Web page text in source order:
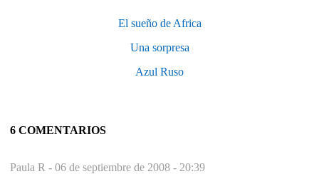
El sueño de Africa
Una sorpresa
Azul Ruso
6 COMENTARIOS
Paula R - 06 de septiembre de 2008 - 20:39